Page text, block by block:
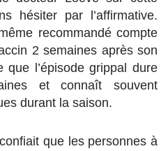
hésiter par l’affirmative.
recommandé compte
2 semaines après son
que l’épisode grippal dure
et connaît souvent
durant la saison.
que les personnes à